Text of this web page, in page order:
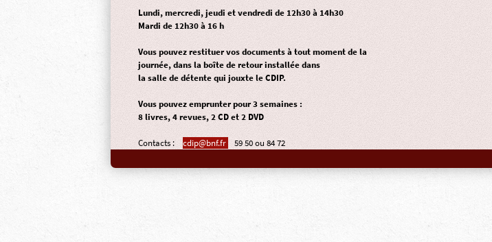
Lundi, mercredi, jeudi et vendredi de 12h30 à 14h30
Mardi de 12h30 à 16 h
Vous pouvez restituer vos documents à tout moment de la
journée, dans laboîte de retourinstallée dans
la salle de détente qui jouxte le CDIP.
Vous pouvez emprunter pour 3 semaines :
8 livres, 4 revues, 2 CD et 2 DVD
Contacts : cdip@bnf.fr 59 50 ou 84 72